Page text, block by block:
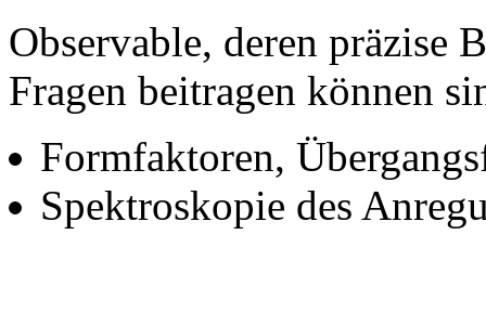
Observable, deren präzise
Fragen beitragen können
Formfaktoren,
Spektroskopie des